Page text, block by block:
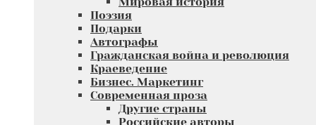
Поэзия
Подарки
Автографы
Гражданская война и революция
Краеведение
Бизнес. Маркетинг
Современная проза
Другие страны
Российские авторы